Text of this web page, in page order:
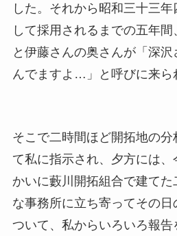
した。それから昭和三十三
して採用されるまでの五年
と伊藤さんの奥さんが「深
んでますよ…」と呼びに来ら
そこで二時間ほど開拓地の
て私に指示され、夕方には、
かいに藪川開拓組合で建てた
な事務所に立ち寄ってその
ついて、私からいろいろ報